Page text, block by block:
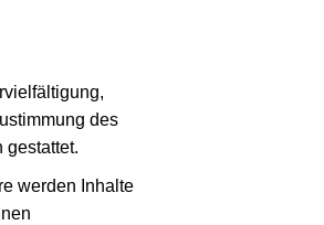
des
gestattet.
werden Inhalte